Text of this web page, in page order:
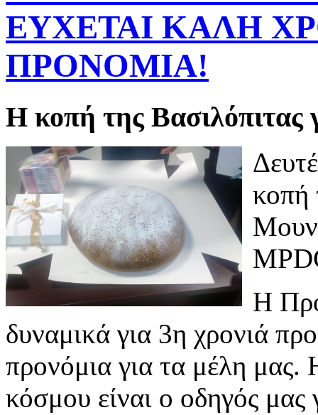
ΕΥΧΕΤΑΙ ΚΑΛΗ
ΠΡΟΝΟΜΙΑ!
H κοπή της Βασιλόπιτας
κοπή
Η
δυναμικά για 3η χρονιά
προνόμια για τα μέλη μας.
κόσμου είναι ο οδηγός μας